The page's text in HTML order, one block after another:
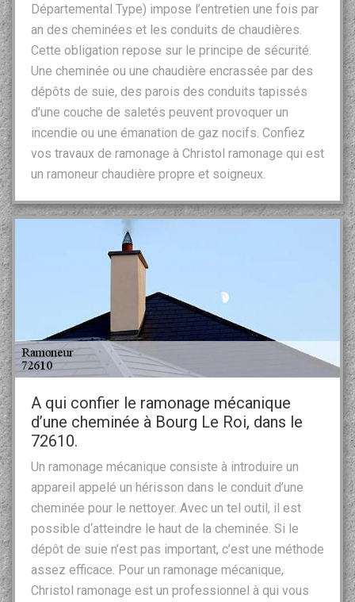
Départemental Type) impose l’entretien une fois par
an des cheminées et les conduits de chaudières.
Cette obligation repose sur le principe de sécurité.
Une cheminée ou une chaudière encrassée par des
dépôts de suie, des parois des conduits tapissés
d'une couche de saletés peuvent provoquer un
incendie ou une émanation de gaz nocifs. Confiez
vos travaux de ramonage à Christol ramonage qui est
un ramoneur chaudière propre et soigneux.
A qui confier le ramonage mécanique
d’une cheminée à Bourg Le Roi, dans le
72610.
Un ramonage mécanique consiste à introduire un
appareil appelé un hérisson dans le conduit d’une
cheminée pour le nettoyer. Avec un tel outil, il est
possible d‘atteindre le haut de la cheminée. Si le
dépôt de suie n’est pas important, c’est une méthode
assez efficace. Pour un ramonage mécanique,
Christol ramonage est un professionnel à qui vous